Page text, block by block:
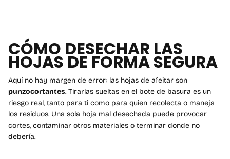
CÓMO DESECHAR LAS
HOJAS DE FORMA SEGURA
Aquí no hay margen de error: las hojas de afeitar son
punzocortantes. Tirarlas sueltas en el bote de basura es un
riesgo real, tanto para ti como para quien recolecta o maneja
los residuos. Una sola hoja mal desechada puede provocar
cortes, contaminar otros materiales o terminar donde no
debería.